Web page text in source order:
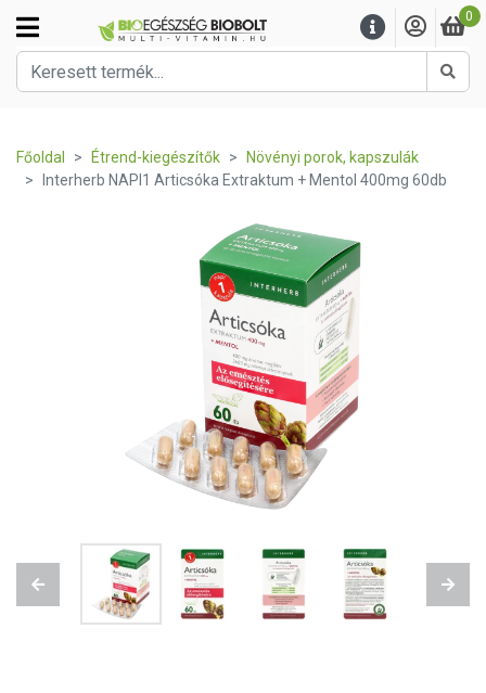
0
Főoldal Étrend-kiegészítők
Növényi porok, kapszulák
Interherb NAPI1 Articsóka Extraktum + Mentol 400mg 60db
Previous Next